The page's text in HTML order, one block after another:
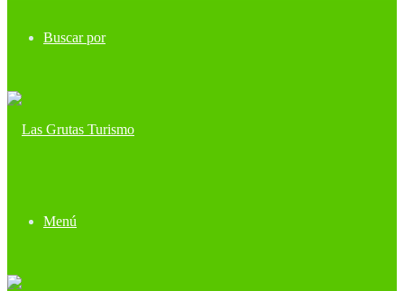
Buscar por
Menú